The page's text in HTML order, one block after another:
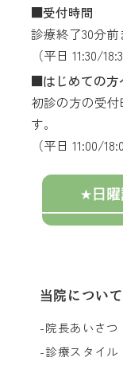
受付時間
診療終了30分前
（平日 11:30/
はじめての方
初診の方の受
す。
（平日 11:00/
日
当院について
院長あいさつ
診療スタイル